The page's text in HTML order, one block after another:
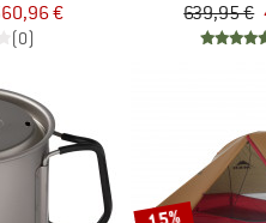
€
(0)
639,95 €